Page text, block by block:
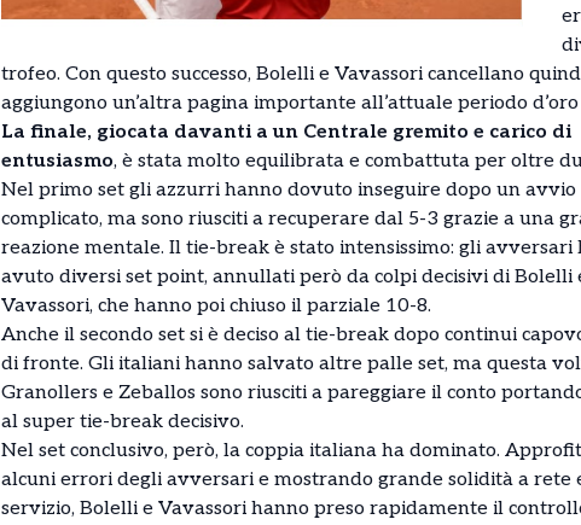
trofeo. Con questo successo, Bolelli e Vavassori cancellano
aggiungono un’altra pagina importante all’attuale periodo
La finale, giocata davanti a un Centrale gremito e carico di
entusiasmo, è stata molto equilibrata e combattuta per oltre
Nel primo set gli azzurri hanno dovuto inseguire dopo un avvio
complicato, ma sono riusciti a recuperare dal 5-3 grazie a una
reazione mentale. Il tie-break è stato intensissimo: gli avversari
avuto diversi set point, annullati però da colpi decisivi di Bolelli
Vavassori, che hanno poi chiuso il parziale 10-8.
Anche il secondo set si è deciso al tie-break dopo continui
di fronte. Gli italiani hanno salvato altre palle set, ma questa
Granollers e Zeballos sono riusciti a pareggiare il conto
al super tie-break decisivo.
Nel set conclusivo, però, la coppia italiana ha dominato.
alcuni errori degli avversari e mostrando grande solidità a rete
servizio, Bolelli e Vavassori hanno preso rapidamente il